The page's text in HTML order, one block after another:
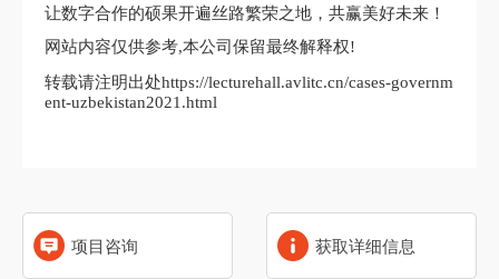
让数字合作的硕果开遍丝路繁荣之地，共赢美好未来！
网站内容仅供参考,本公司保留最终解释权!
转载请注明出处https://lecturehall.avlitc.cn/cases-governm
ent-uzbekistan2021.html
项目咨询 获取详细信息